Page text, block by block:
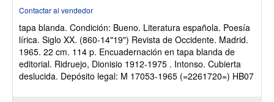
5
de
5
estrellas
Contactar al vendedor
tapa blanda. Condición: Bueno. Literatura española. Poesía
lírica. Siglo XX. (860-14"19") Revista de Occidente. Madrid.
1965. 22 cm. 114 p. Encuadernación en tapa blanda de
editorial. Ridruejo, Dionisio 1912-1975 . Intonso. Cubierta
deslucida. Depósito legal: M 17053-1965 (=2261720=) HB07